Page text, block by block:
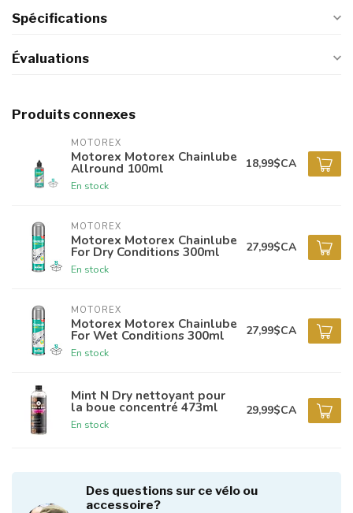
Spécifications
Évaluations
Produits connexes
MOTOREX
Motorex Motorex Chainlube
Allround 100ml
En stock
18,99$CA
MOTOREX
Motorex Motorex Chainlube
For Dry Conditions 300ml
En stock
27,99$CA
MOTOREX
Motorex Motorex Chainlube
For Wet Conditions 300ml
En stock
27,99$CA
Mint N Dry nettoyant pour
la boue concentré 473ml
En stock
29,99$CA
Des questions sur ce vélo ou
accessoire?